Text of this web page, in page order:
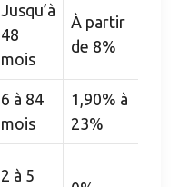
Jusqu’à
48
mois
À partir
de 8%
6 à 84
mois
1,90% à
23%
2 à 5